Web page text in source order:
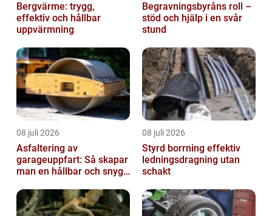
Bergvärme: trygg,
effektiv och hållbar
uppvärmning
Begravningsbyråns roll –
stöd och hjälp i en svår
stund
08 juli 2026
Asfaltering av
garageuppfart: Så skapar
man en hållbar och snygg
08 juli 2026
Styrd borrning effektiv
ledningsdragning utan
schakt